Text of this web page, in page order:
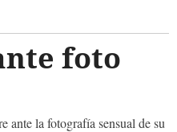
foto
ante la fotografía sensual de su